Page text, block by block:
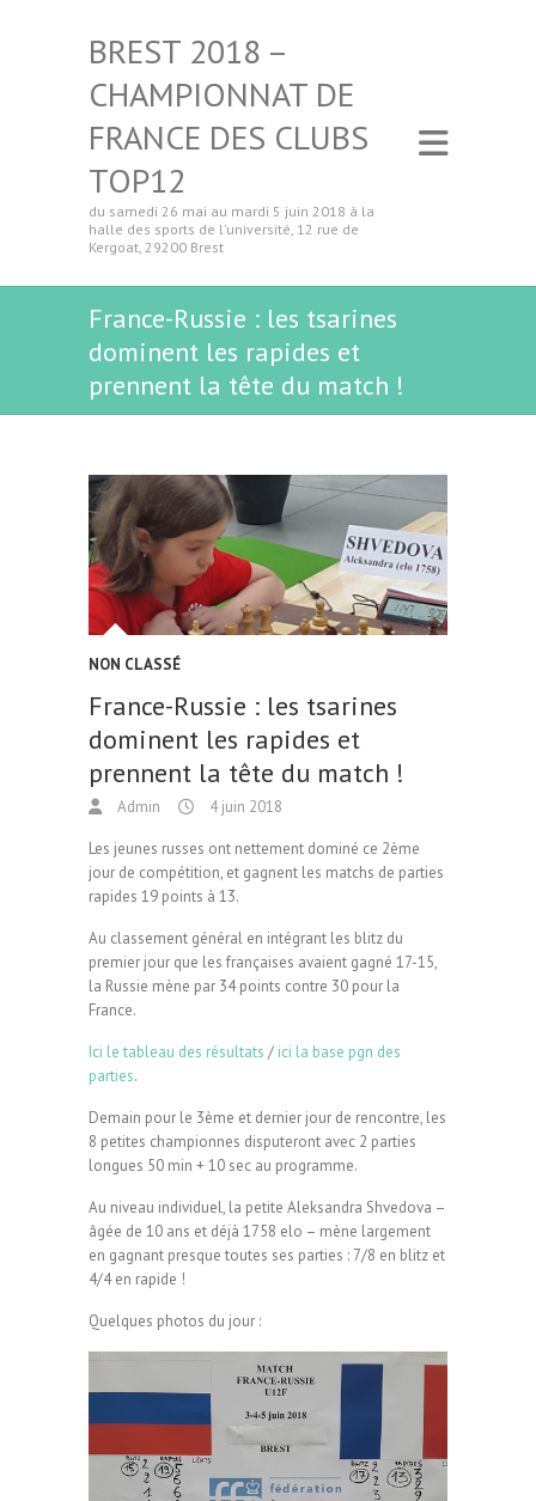
BREST 2018 –
CHAMPIONNAT DE
FRANCE DES CLUBS
TOP12
du samedi 26 mai au mardi 5 juin 2018 à la
halle des sports de l'université, 12 rue de
Kergoat, 29200 Brest
France-Russie : les tsarines
dominent les rapides et
prennent la tête du match !
NON CLASSÉ
France-Russie : les tsarines
dominent les rapides et
prennent la tête du match !
Admin 4 juin 2018
Les jeunes russes ont nettement dominé ce 2ème
jour de compétition, et gagnent les matchs de parties
rapides 19 points à 13.
Au classement général en intégrant les blitz du
premier jour que les françaises avaient gagné 17-15,
la Russie mène par 34 points contre 30 pour la
France.
Ici le tableau des résultats / ici la base pgn des
parties.
Demain pour le 3ème et dernier jour de rencontre, les
8 petites championnes disputeront avec 2 parties
longues 50 min + 10 sec au programme.
Au niveau individuel, la petite Aleksandra Shvedova –
âgée de 10 ans et déjà 1758 elo – mène largement
en gagnant presque toutes ses parties : 7/8 en blitz et
4/4 en rapide !
Quelques photos du jour :